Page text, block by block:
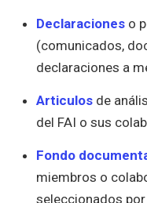
Declaraciones o
(comunicados,
declaraciones a
Articulos de
del FAI o sus
Fondo
miembros o
seleccionados